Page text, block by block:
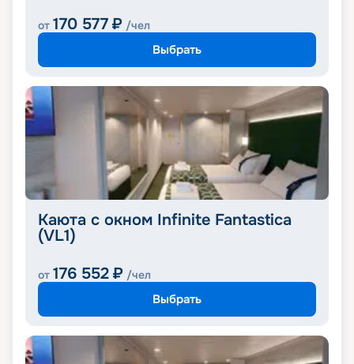
от 170 577 ₽ /чел
Выбрать
Каюта с окном Infinite Fantastica
(VL1)
от 176 552 ₽ /чел
Выбрать